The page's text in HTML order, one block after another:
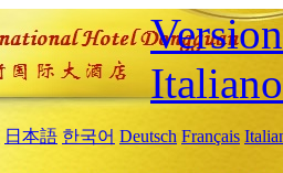
Italiano
日本語 한국어 Deutsch Français